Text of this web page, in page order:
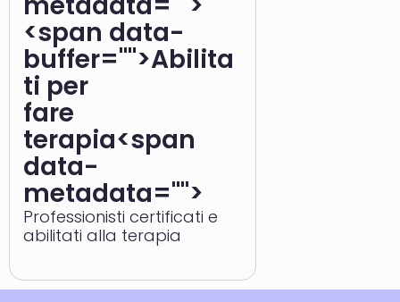
<span data-
buffer="">Abilita
ti per
fare
terapia<span
data-
metadata="">
Professionisti certificati e
abilitati alla terapia